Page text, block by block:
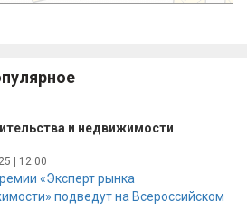
и недвижимости
| 12:00
«Эксперт рынка
подведут на Всероссийском